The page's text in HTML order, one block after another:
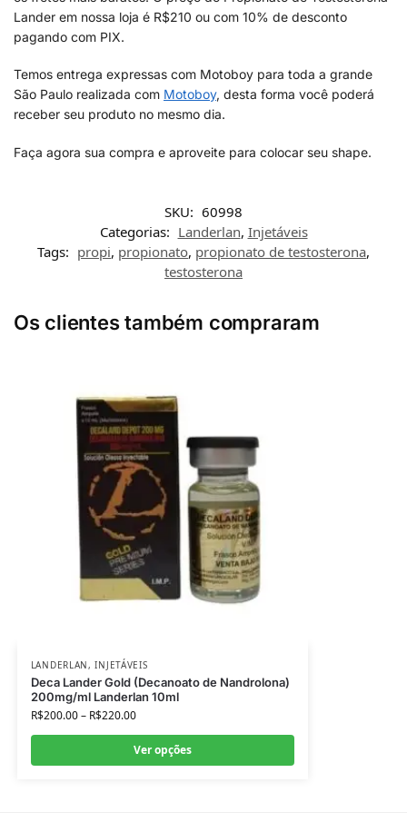
Lander em nossa loja é R$210 ou com 10% de desconto
pagando com PIX.
Temos entrega expressas com Motoboy para toda a grande
São Paulo realizada com Motoboy, desta forma você poderá
receber seu produto no mesmo dia.
Faça agora sua compra e aproveite para colocar seu shape.
SKU: 60998
Categorias: Landerlan, Injetáveis
Tags: propi, propionato, propionato de testosterona,
testosterona
Os clientes também compraram
LANDERLAN,INJETÁVEIS
Deca Lander Gold (Decanoato de Nandrolona)
200mg/ml Landerlan 10ml
R$200.00– R$220.00
Ver opções